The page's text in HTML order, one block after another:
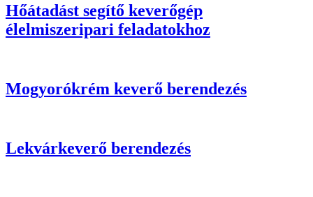
Hőátadást segítő keverőgép
élelmiszeripari feladatokhoz
Mogyorókrém keverő berendezés
Lekvárkeverő berendezés